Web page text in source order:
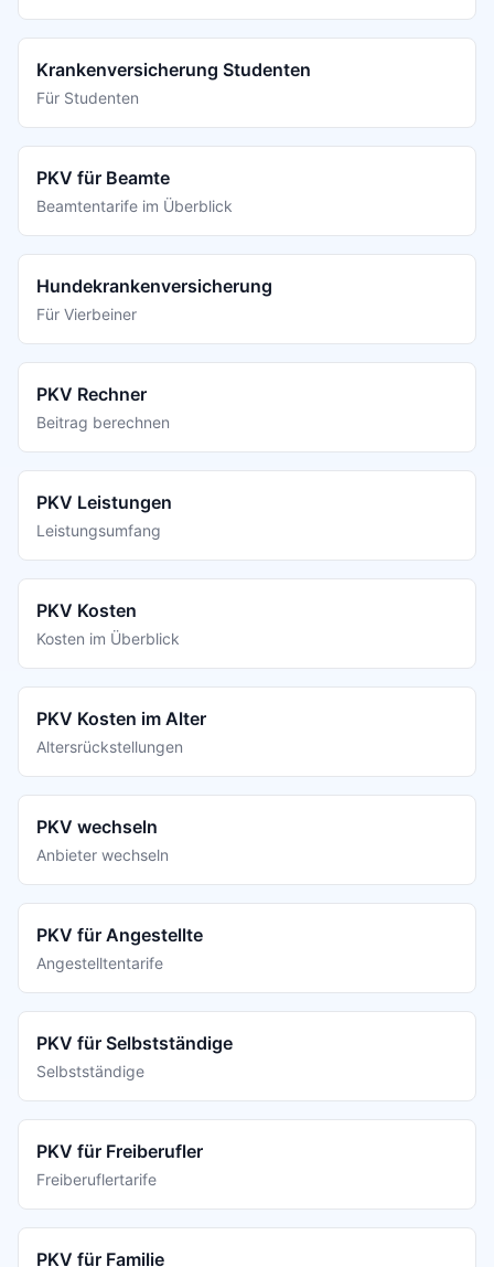
Krankenversicherung Studenten
Für Studenten
PKV für Beamte
Beamtentarife im Überblick
Hundekrankenversicherung
Für Vierbeiner
PKV Rechner
Beitrag berechnen
PKV Leistungen
Leistungsumfang
PKV Kosten
Kosten im Überblick
PKV Kosten im Alter
Altersrückstellungen
PKV wechseln
Anbieter wechseln
PKV für Angestellte
Angestelltentarife
PKV für Selbstständige
Selbstständige
PKV für Freiberufler
Freiberuflertarife
PKV für Familie